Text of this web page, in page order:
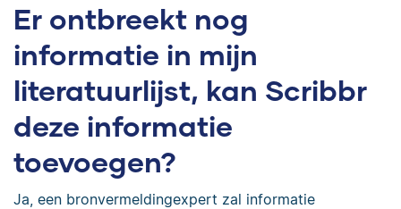
Er ontbreekt nog
informatie in mijn
literatuurlijst, kan Scribbr
deze informatie
toevoegen?
Ja, een bronvermeldingexpert zal informatie